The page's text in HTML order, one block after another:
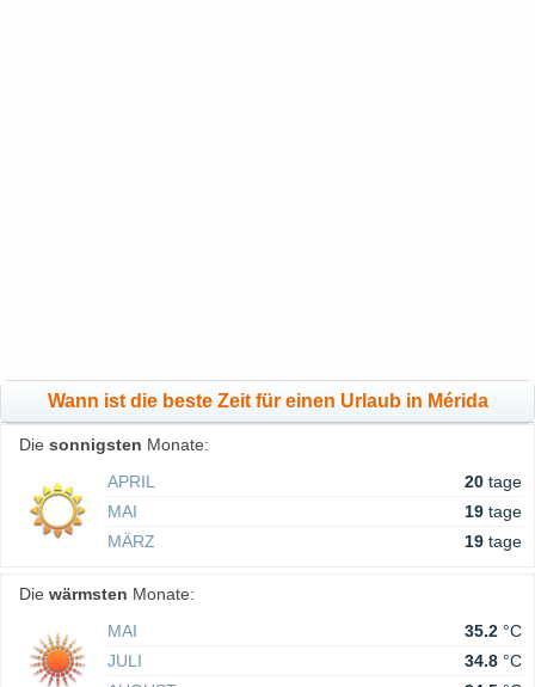
Wann ist die beste Zeit für einen Urlaub in Mérida
Die sonnigsten Monate:
APRIL
20 tage
MAI
19 tage
MÄRZ
19 tage
Die wärmsten Monate:
MAI
35.2 °C
JULI
34.8 °C